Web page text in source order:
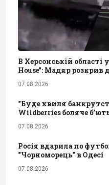
В Херсонській області
House": Мадяр розкрив
07.08.2026
"Буде хвиля
Wildberries боляче
07.08.2026
Росія вдарила по
"Чорноморець" в Одесі
07.08.2026